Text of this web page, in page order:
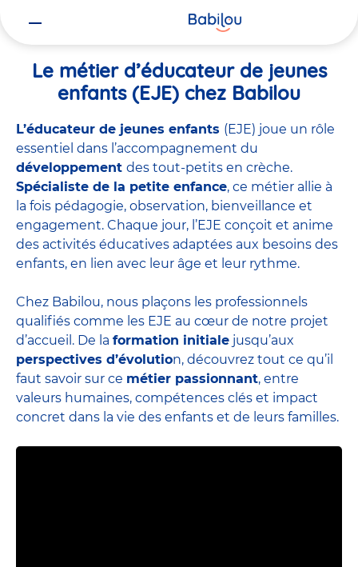
Le métier d’éducateur de jeunes
enfants (EJE) chez Babilou
L’éducateur de jeunes enfants (EJE) joue un rôle
essentiel dans l’accompagnement du
développement des tout-petits en crèche.
Spécialiste de la petite enfance, ce métier allie à
la fois pédagogie, observation, bienveillance et
engagement. Chaque jour, l’EJE conçoit et anime
des activités éducatives adaptées aux besoins des
enfants, en lien avec leur âge et leur rythme.
Chez Babilou, nous plaçons les professionnels
qualifiés comme les EJE au cœur de notre projet
d’accueil. De la formation initiale jusqu’aux
perspectives d’évolution, découvrez tout ce qu’il
faut savoir sur ce métier passionnant, entre
valeurs humaines, compétences clés et impact
concret dans la vie des enfants et de leurs familles.